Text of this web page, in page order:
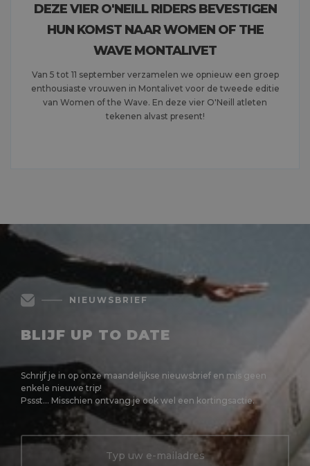
DEZE VIER O'NEILL RIDERS BEVESTIGEN
HUN KOMST NAAR WOMEN OF THE
WAVE MONTALIVET
Van 5 tot 11 september verzamelen we opnieuw een groep
enthousiaste vrouwen in Montalivet voor de tweede editie
van Women of the Wave. En deze vier O'Neill atleten
tekenen alvast present!
NIEUWSBRIEF
BLIJF UP TO DATE
Schrijf je in op onze maandelijkse nieuwsbrief en mis geen
enkele nieuwe trip!
Pssst... Misschien ontvang je ook wel een kortingsactie.